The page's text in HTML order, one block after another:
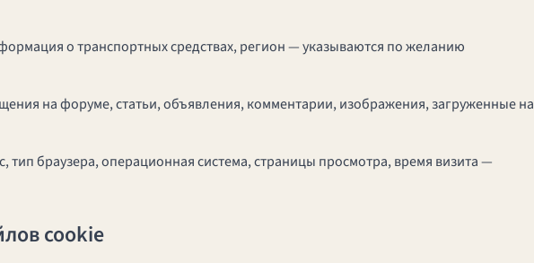
о транспортных средствах, регион — указываются по желанию
на форуме, статьи, объявления, комментарии, изображения, загруженные на
тип браузера, операционная система, страницы просмотра, время визита —
cookie